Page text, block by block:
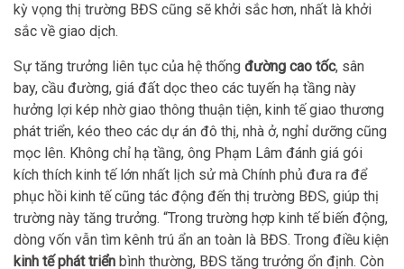
kỳ vọng thị trường BĐS cũng sẽ khởi sắc hơn, nhất là khởi
sắc về giao dịch.
Sự tăng trưởng liên tục của hệ thống đường cao tốc, sân
bay, cầu đường, giá đất dọc theo các tuyến hạ tầng này
hưởng lợi kép nhờ giao thông thuận tiện, kinh tế giao thương
phát triển, kéo theo các dự án đô thị, nhà ở, nghỉ dưỡng cũng
mọc lên. Không chỉ hạ tầng, ông Phạm Lâm đánh giá gói
kích thích kinh tế lớn nhất lịch sử mà Chính phủ đưa ra để
phục hồi kinh tế cũng tác động đến thị trường BĐS, giúp thị
trường này tăng trưởng. “Trong trường hợp kinh tế biến động,
dòng vốn vẫn tìm kênh trú ẩn an toàn là BĐS. Trong điều kiện
kinh tế phát triển bình thường, BĐS tăng trưởng ổn định. Còn